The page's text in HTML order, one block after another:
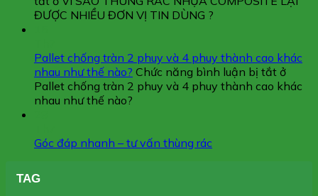
ĐƯỢC NHIỀU ĐƠN VỊ TIN DÙNG ?
Pallet chống tràn 2 phuy và 4 phuy thành cao khác
nhau như thế nào? Chức năng bình luận bị tắt ở
Pallet chống tràn 2 phuy và 4 phuy thành cao khác
nhau như thế nào?
Góc đáp nhanh – tư vấn thùng rác
TAG